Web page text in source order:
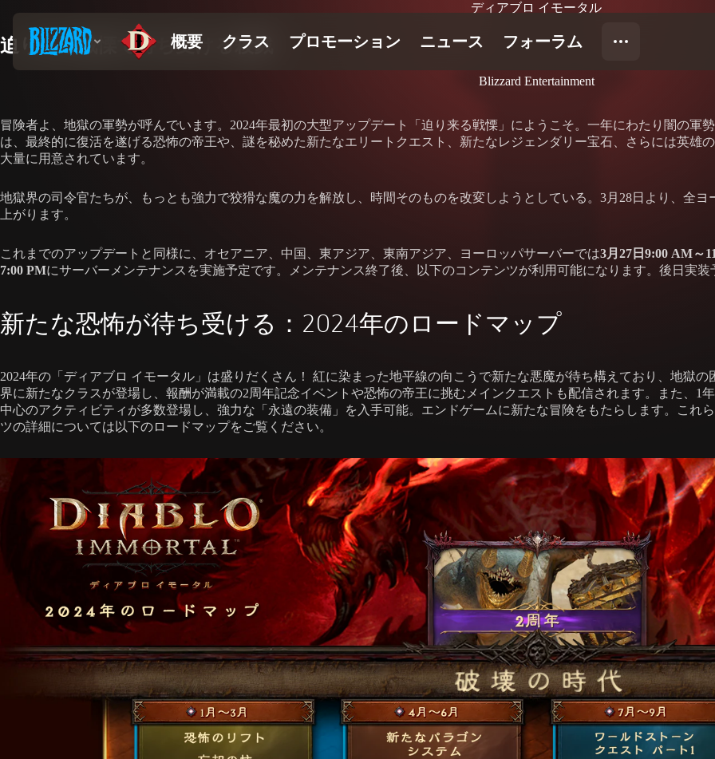
ディアブロ イモータル
迫り来る戦慄で待ち受ける殺戮
Blizzard Entertainment
冒険者よ、地獄の軍勢が呼んでいます。2024年最初の大型アップデート「迫り来る戦慄」にようこそ。一年にわたり闇の軍
は、最終的に復活を遂げる恐怖の帝王や、謎を秘めた新たなエリートクエスト、新たなレジェンダリー宝石、さらには英雄
大量に用意されています。
地獄界の司令官たちが、もっとも強力で狡猾な魔の力を解放し、時間そのものを改変しようとしている。3月28日より、全
上がります。
これまでのアップデートと同様に、オセアニア、中国、東アジア、東南アジア、ヨーロッパサーバーでは3月27日9:00 AM～
7:00 PMにサーバーメンテナンスを実施予定です。メンテナンス終了後、以下のコンテンツが利用可能になります。後日実
新たな恐怖が待ち受ける：2024年のロードマップ
2024年の「ディアブロ イモータル」は盛りだくさん！ 紅に染まった地平線の向こうで新たな悪魔が待ち構えており、地獄
界に新たなクラスが登場し、報酬が満載の2周年記念イベントや恐怖の帝王に挑むメインクエストも配信されます。また、1
中心のアクティビティが多数登場し、強力な「永遠の装備」を入手可能。エンドゲームに新たな冒険をもたらします。これ
ツの詳細については以下のロードマップをご覧ください。